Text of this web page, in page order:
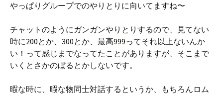
やっぱりグループでのやりとりに向いてますね〜
チャットのようにガンガンやりとりするので、見てない
時に200とか、300とか、最高999ってそれ以上ないんか
い！って感じまでなってたことがありますが、そこまで
いくとさかのぼるとかしないです。
暇な時に、暇な物同士対話するというか、もちろんロム